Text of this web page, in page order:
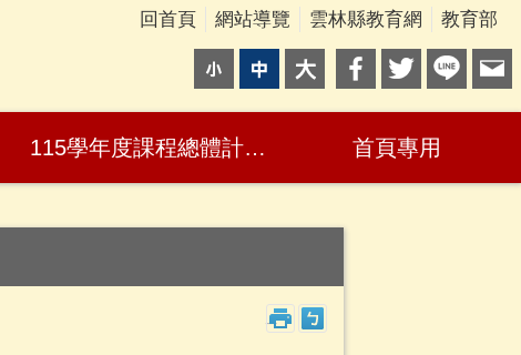
回首頁 網站導覽 雲林縣教育網 教育部
115學年度課程總體計畫、教師公開授課及教學正常化自檢表 首頁專用
_